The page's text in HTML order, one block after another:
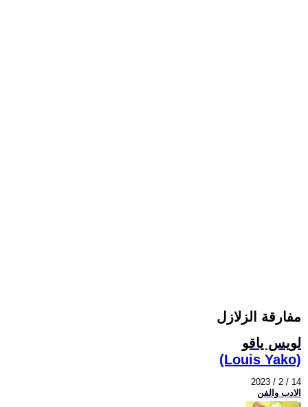
مفارقة الزلازل
لويس ياقو
(Louis Yako)
2023 / 2 / 14
الادب والفن